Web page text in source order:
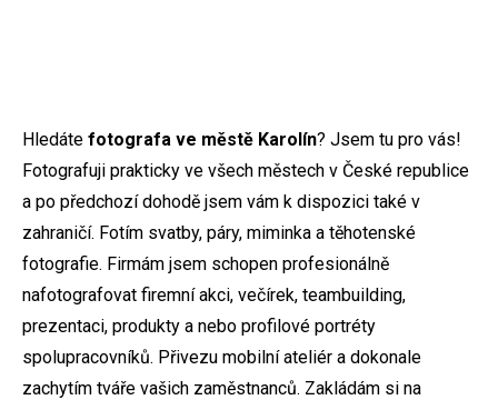
Hledáte fotografa ve městě Karolín? Jsem tu pro vás!
Fotografuji prakticky ve všech městech v České republice
a po předchozí dohodě jsem vám k dispozici také v
zahraničí. Fotím svatby, páry, miminka a těhotenské
fotografie. Firmám jsem schopen profesionálně
nafotografovat firemní akci, večírek, teambuilding,
prezentaci, produkty a nebo profilové portréty
spolupracovníků. Přivezu mobilní ateliér a dokonale
zachytím tváře vašich zaměstnanců. Zakládám si na